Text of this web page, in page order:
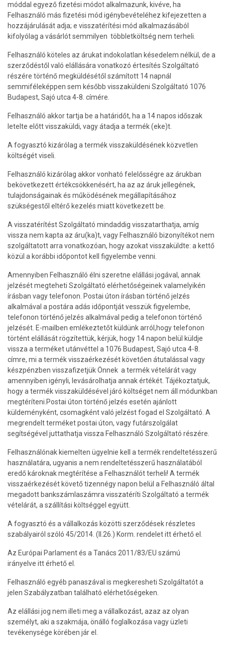
móddal egyező fizetési módot alkalmazunk, kivéve, ha
Felhasználó más fizetési mód igénybevételéhez kifejezetten a
hozzájárulását adja; e visszatérítési mód alkalmazásából
kifolyólag a vásárlót semmilyen többletköltség nem terheli.
Felhasználó köteles az árukat indokolatlan késedelem nélkül, de a
szerződéstől való elállására vonatkozó értesítés Szolgáltató
részére történő megküldésétől számított 14 napnál
semmiféleképpen sem később visszaküldeni Szolgáltató 1076
Budapest, Sajó utca 4-8. címére.
Felhasználó akkor tartja be a határidőt, ha a 14 napos időszak
letelte előtt visszaküldi, vagy átadja a termék (eke)t.
A fogyasztó kizárólag a termék visszaküldésének közvetlen
költségét viseli.
Felhasználó kizárólag akkor vonható felelősségre az árukban
bekövetkezett értékcsökkenésért, ha az az áruk jellegének,
tulajdonságainak és működésének megállapításához
szükségestől eltérő kezelés miatt következett be.
A visszatérítést Szolgáltató mindaddig visszatarthatja, amíg
vissza nem kapta az áru(ka)t, vagy Felhasználó bizonyítékot nem
szolgáltatott arra vonatkozóan, hogy azokat visszaküldte: a kettő
közül a korábbi időpontot kell figyelembe venni.
Amennyiben Felhasználó élni szeretne elállási jogával, annak
jelzését megteheti Szolgáltató elérhetőségeinek valamelyikén
írásban vagy telefonon. Postai úton írásban történő jelzés
alkalmával a postára adás időpontját vesszük figyelembe,
telefonon történő jelzés alkalmával pedig a telefonon történő
jelzését. E-mailben emlékeztetőt küldünk arról,hogy telefonon
történt elállását rögzítettük, kérjük, hogy 14 napon belül küldje
vissza a terméket utánvéttel a 1076 Budapest, Sajó utca 4-8.
címre, mi a termék visszaérkezését követően átutalással vagy
készpénzben visszafizetjük Önnek a termék vételárát vagy
amennyiben igényli, levásárolhatja annak értékét. Tájékoztatjuk,
hogy a termék visszaküldésével járó költséget nem áll módunkban
megtéríteni.Postai úton történő jelzés esetén ajánlott
küldeményként, csomagként való jelzést fogad el Szolgáltató. A
megrendelt terméket postai úton, vagy futárszolgálat
segítségével juttathatja vissza Felhasználó Szolgáltató részére.
Felhasználónak kiemelten ügyelnie kell a termék rendeltetésszerű
használatára, ugyanis a nem rendeltetésszerű használatából
eredő károknak megtérítése a Felhasználót terheli! A termék
visszaérkezését követő tizennégy napon belül a Felhasználó által
megadott bankszámlaszámra visszatéríti Szolgáltató a termék
vételárát, a szállítási költséggel együtt.
A fogyasztó és a vállalkozás közötti szerződések részletes
szabályairól szóló 45/2014. (II.26.) Korm. rendelet itt érhető el.
Az Európai Parlament és a Tanács 2011/83/EU számú
irányelve itt érhető el.
Felhasználó egyéb panaszával is megkeresheti Szolgáltatót a
jelen Szabályzatban található elérhetőségeken.
Az elállási jog nem illeti meg a vállalkozást, azaz az olyan
személyt, aki a szakmája, önálló foglalkozása vagy üzleti
tevékenysége körében jár el.